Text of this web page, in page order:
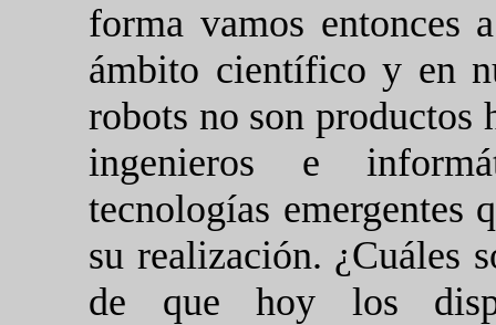
forma vamos entonces
ámbito científico y en
robots no son productos
ingenieros e
tecnologías emergentes
su realización. ¿Cuáles
de que hoy los